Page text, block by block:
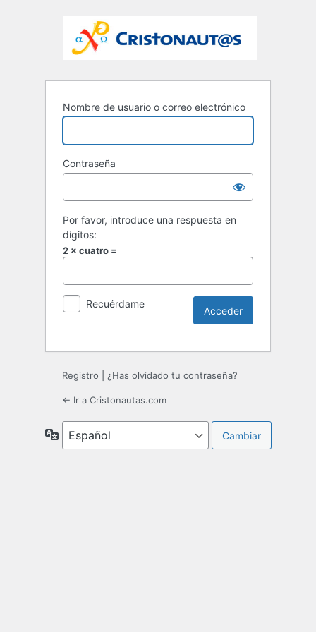
Nombre de usuario o correo electrónico
Contraseña
Por favor, introduce una respuesta en
dígitos:
2 × cuatro =
Recuérdame
Registro ¿Has olvidado tu contraseña?
← Ir a Cristonautas.com
Idioma